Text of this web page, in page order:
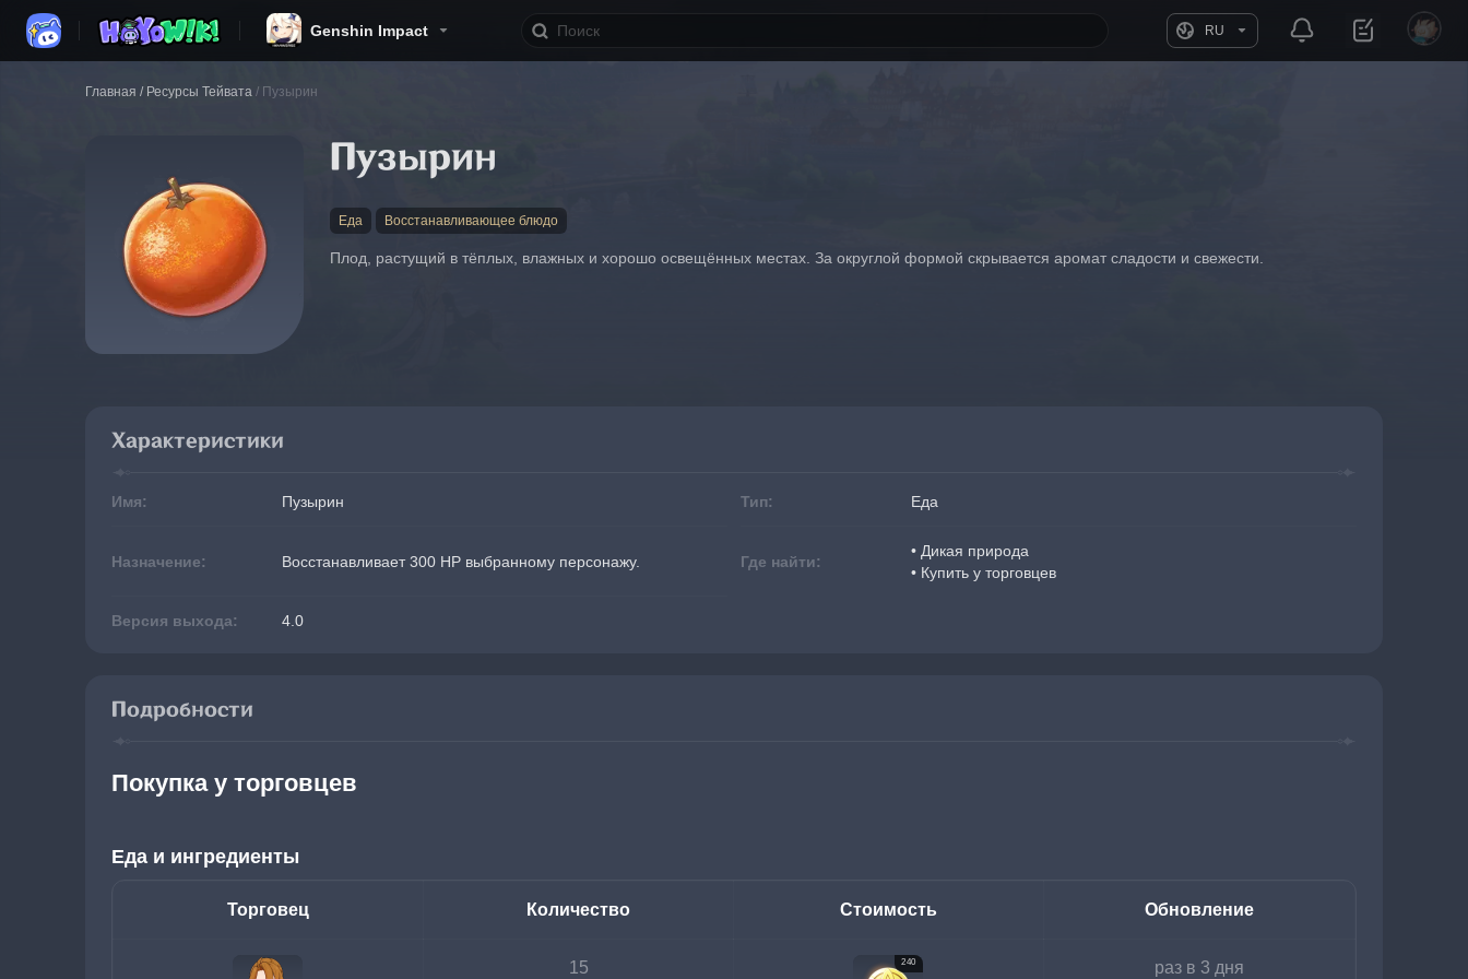
Genshin Impact RU
Главная / Ресурсы Тейвата / Пузырин
Пузырин
Еда Восстанавливающее блюдо
Плод, растущий в тёплых, влажных и хорошо освещённых местах. За округлой формой скрывается аромат сладости и свежести.
Характеристики
Имя: Пузырин Тип: Еда
Назначение: Восстанавливает 300 HP выбранному персонажу. Где найти:
• Дикая природа
• Купить у торговцев
Версия выхода: 4.0
Подробности
Покупка у торговцев
Еда и ингредиенты
Торговец Количество Стоимость Обновление
15 240 раз в 3 дня